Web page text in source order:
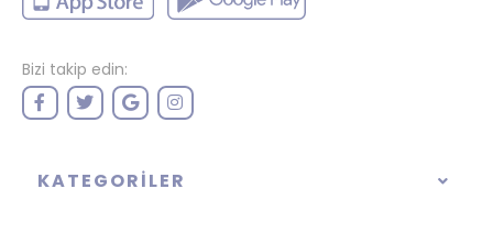
Bizi takip edin:
KATEGORILER